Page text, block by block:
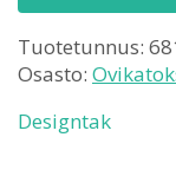
Tuotetunnus:
Osasto:
Designtak